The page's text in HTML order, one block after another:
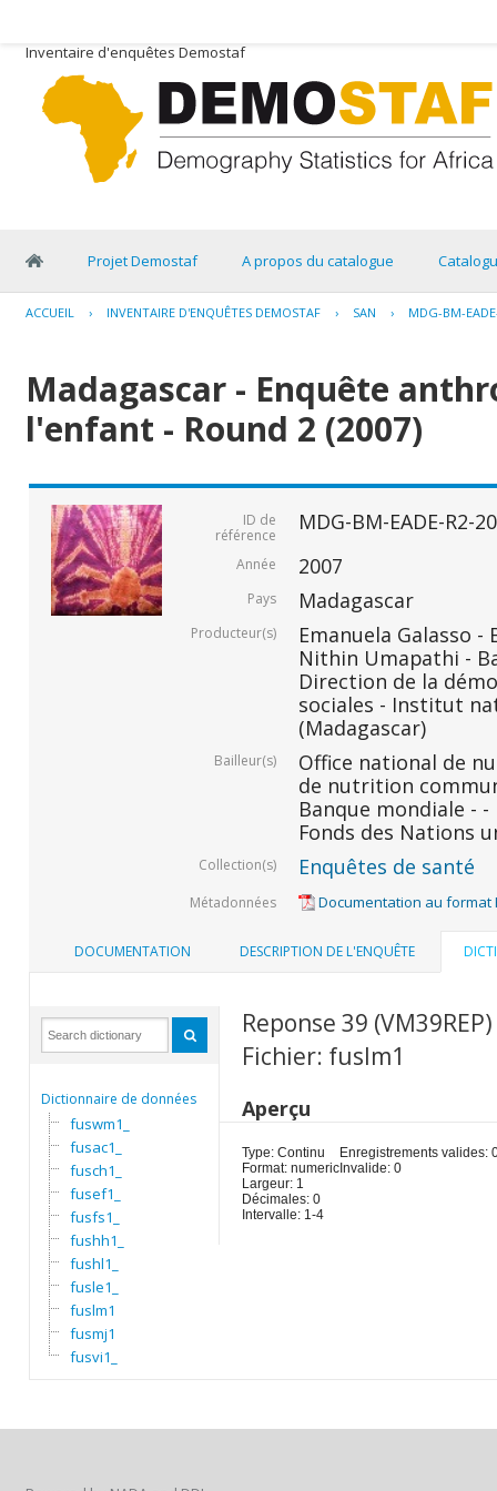
Inventaire d'enquêtes Demostaf
Projet Demostaf A propos du catalogue
ACCUEIL › INVENTAIRE D'ENQUÊTES DEMOSTAF › SAN › MDG-BM-
Madagascar - Enquête
l'enfant - Round 2 (2007)
ID de
référence
MDG-BM-EADE-R2-
Année 2007
Pays Madagascar
Producteur(s)
Emanuela Galasso -
Nithin Umapathi -
Direction de la
sociales - Institut
(Madagascar)
Bailleur(s)
Office national de
de nutrition
Banque mondiale - -
Fonds des Nations
Collection(s) Enquêtes de santé
Métadonnées Documentation au format
DOCUMENTATION DESCRIPTION DE L'ENQUÊTE
Dictionnaire de données
fuswm1_
fusac1_
fusch1_
fusef1_
fusfs1_
fushh1_
fushl1_
fusle1_
fuslm1
fusmj1
fusvi1_
Reponse 39 (VM39REP)
Fichier: fuslm1
Aperçu
Type: Continu
Format: numeric
Largeur: 1
Décimales: 0
Intervalle: 1-4
Enregistrements valides:
Invalide: 0